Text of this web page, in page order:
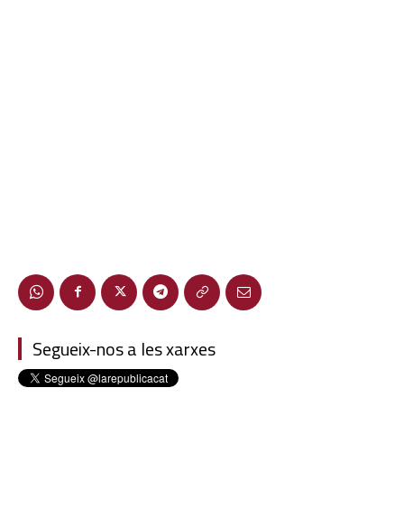
Segueix-nos a les xarxes